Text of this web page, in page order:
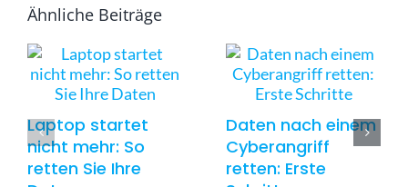
e
e
n
*
Ähnliche Beiträge
Laptop startet
nicht mehr: So
retten Sie Ihre
Daten nach einem
Cyberangriff
retten: Erste